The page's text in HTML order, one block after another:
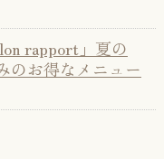
rapport」夏の
のお得なメニュー